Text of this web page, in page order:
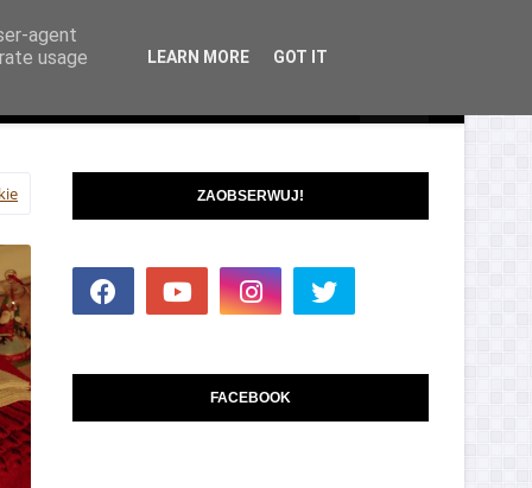
ZAOBSERWUJ!
FACEBOOK
agent
usage
LEARN MORE GOT IT